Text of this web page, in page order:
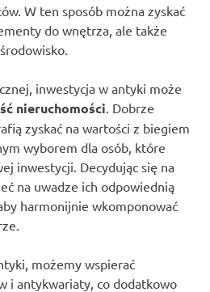
W ten sposób można zyskać
do wnętrza, ale także
inwestycja w antyki może
nieruchomości . Dobrze
zyskać na wartości z biegiem
wyborem dla osób, które
inwestycji. Decydując się na
na uwadze ich odpowiednią
harmonijnie wkomponować
możemy wspierać
i antykwariaty, co dodatkowo